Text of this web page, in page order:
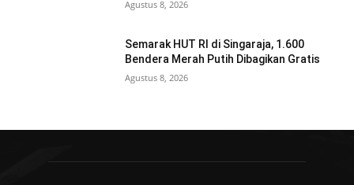
Agustus 8, 2026
Semarak HUT RI di Singaraja, 1.600
Bendera Merah Putih Dibagikan Gratis
Agustus 8, 2026